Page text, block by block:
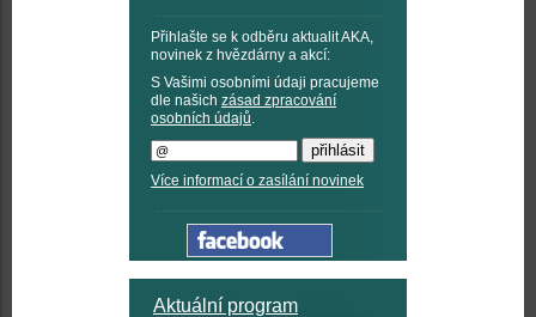
Přihlašte se k odběru aktualit AKA,
novinek z hvězdárny a akcí:
S Vašimi osobními údaji pracujeme
dle našich zásad zpracování
osobních údajů.
Více informací o zasílání novinek
Aktuální program